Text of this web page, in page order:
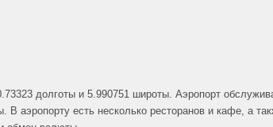
долготы и 5.990751 широты. Аэропорт
аэропорту есть несколько ресторанов и кафе, а